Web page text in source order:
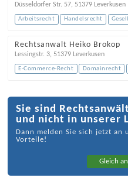
Düsseldorfer Str. 57, 51379 Leverkusen
Arbeitsrecht Handelsrecht
Rechtsanwalt Heiko Brokop
Lessingstr. 3, 51379 Leverkusen
E-Commerce-Recht Domainrecht
Sie sind
und nicht in unserer
Dann melden Sie sich jetzt an
Vorteile!
Gleich